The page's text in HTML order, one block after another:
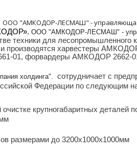
ООО "АМКОДОР-ЛЕСМАШ" -
. ООО "АМКОДОР-ЛЕСМАШ" -
техники для лесопромышленного
производятся харвестеры
01, форвардеры АМКОДОР 2662-
холдинга". сотрудничает с
Федерации по следующим
крупногабаритных деталей
размерами до 3200х1000х1000мм